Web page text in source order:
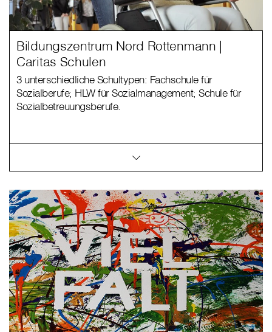
Bildungszentrum Nord Rottenmann |
Caritas Schulen
3 unterschiedliche Schultypen: Fachschule für
Sozialberufe; HLW für Sozialmanagement; Schule für
Sozialbetreuungsberufe.